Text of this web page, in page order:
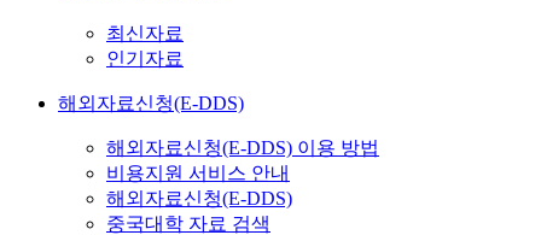
최신자료
인기자료
해외자료신청(E-DDS)
해외자료신청(E-DDS) 이용 방법
비용지원 서비스 안내
해외자료신청(E-DDS)
중국대학 자료 검색